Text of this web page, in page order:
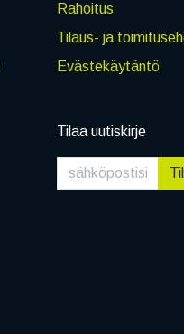
Rahoitus
Tilaus- ja
Evästekäytäntö
Tilaa uutiskirje